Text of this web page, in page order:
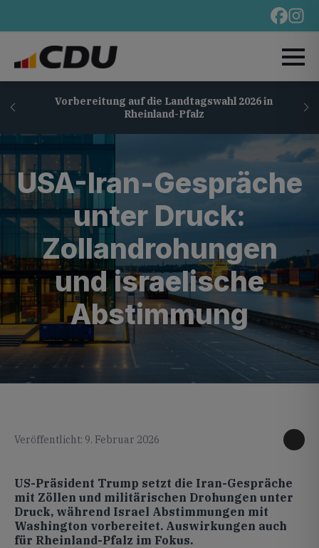
Vorbereitung auf die Landtagswahl 2026 in
Rheinland-Pfalz
USA-Iran-Gespräche
unter Druck:
Zollandrohungen
und israelische
Abstimmung
Veröffentlicht: 9. Februar 2026
US-Präsident Trump setzt die Iran-Gespräche
mit Zöllen und militärischen Drohungen unter
Druck, während Israel Abstimmungen mit
Washington vorbereitet. Auswirkungen auch
für Rheinland-Pfalz im Fokus.